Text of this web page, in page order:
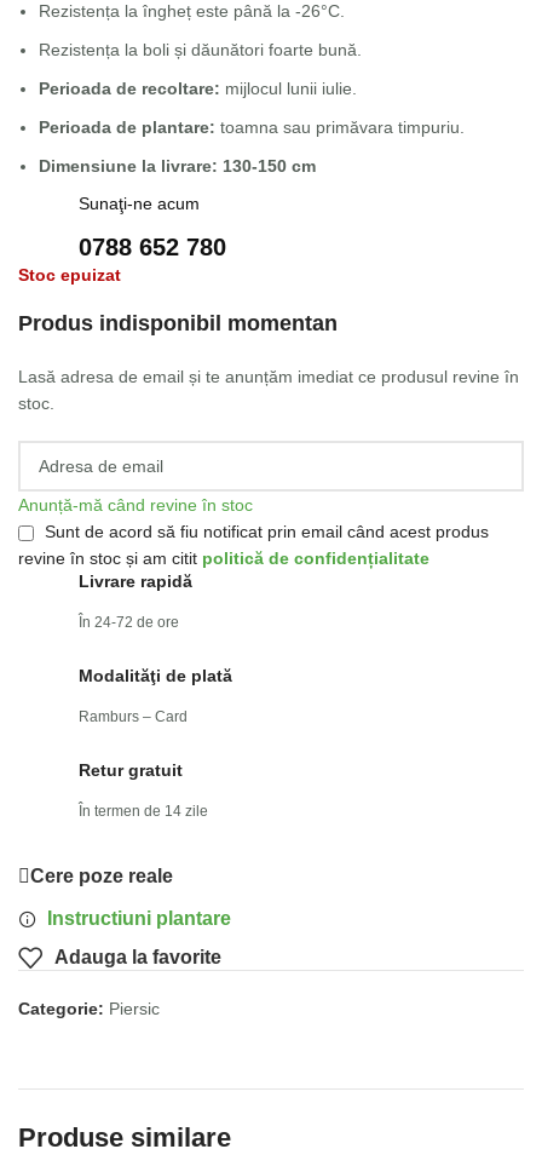
Rezistența la îngheț este până la -26°C.
Rezistența la boli și dăunători foarte bună.
Perioada de recoltare: mijlocul lunii iulie.
Perioada de plantare: toamna sau primăvara timpuriu.
Dimensiune la livrare: 130-150 cm
Sunaţi-ne acum
0788 652 780
Stoc epuizat
Produs indisponibil momentan
Lasă adresa de email și te anunțăm imediat ce produsul revine în
stoc.
Anunță-mă când revine în stoc
Sunt de acord să fiu notificat prin email când acest produs
revine în stoc și am citit politică de confidențialitate
Livrare rapidă
În 24-72 de ore
Modalităţi de plată
Ramburs – Card
Retur gratuit
În termen de 14 zile
Cere poze reale
Instructiuni plantare
Adauga la favorite
Categorie: Piersic
Produse similare